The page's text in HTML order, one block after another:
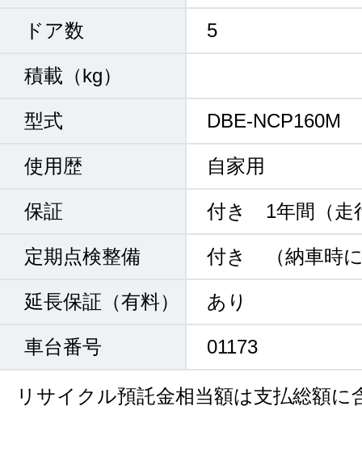
ドア数 5
積載（kg）
型式 DBE-NCP160M
使用歴 自家用
保証 付き 1年間（走
定期点検整備 付き （納車時
延長保証（有料） あり
車台番号 01173
リサイクル預託金相当額は支払総額に